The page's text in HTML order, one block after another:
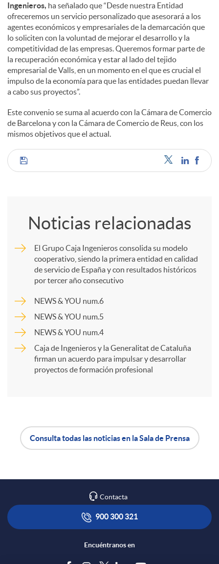
Ingenieros, ha señalado que “Desde nuestra Entidad
ofreceremos un servicio personalizado que asesorará a los
agentes económicos y empresariales de la demarcación que
lo soliciten con la voluntad de mejorar el desarrollo y la
competitividad de las empresas. Queremos formar parte de
la recuperación económica y estar al lado del tejido
empresarial de Valls, en un momento en el que es crucial el
impulso de la economía para que las entidades puedan llevar
a cabo sus proyectos”.
Este convenio se suma al acuerdo con la Cámara de Comercio
de Barcelona y con la Cámara de Comercio de Reus, con los
mismos objetivos que el actual.
C
a
r
R
Noticias relacionadas
El Grupo Caja Ingenieros consolida su modelo
cooperativo, siendo la primera entidad en calidad
de servicio de España y con resultados históricos
por tercer año consecutivo
NEWS & YOU num.6
NEWS & YOU num.5
NEWS & YOU num.4
Caja de Ingenieros y la Generalitat de Cataluña
firman un acuerdo para impulsar y desarrollar
proyectos de formación profesional
A
p
l
o
t
Consulta todas las noticias en la Sala de Prensa
Contacta
900 300 321
Encuéntranos en